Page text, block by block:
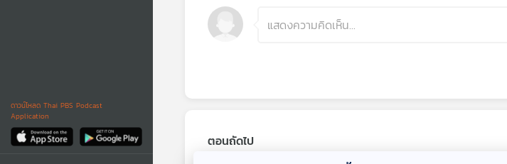
ดาวน์โหลด Thai PBS Podcast
Application
ตอนถัดไป